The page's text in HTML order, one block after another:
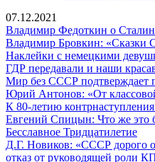
07.12.2021
Владимир Федоткин о
Владимир Бровкин: «Сказки
Наклейки с немецкими
ГДР передавали и наши
Мир без СССР подтверждает
Юрий Антонов: «От
К 80-летию
Евгений Спицын: Что же это
Бесславное Тридцатилетие
Д.Г. Новиков: «СССР дорого
отказ от руководящей роли